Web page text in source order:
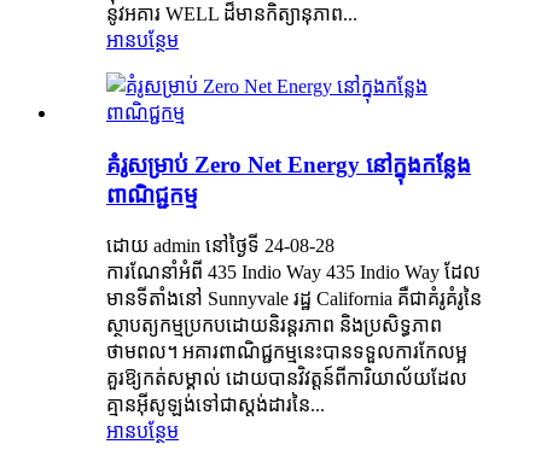
នូវអគារ WELL ដ៏មានកិត្យានុភាព...
អានបន្ថែម
គំរូសម្រាប់ Zero Net Energy នៅក្នុងកន្លែង
ពាណិជ្ជកម្ម
ដោយ admin នៅថ្ងៃទី 24-08-28
ការណែនាំអំពី 435 Indio Way 435 Indio Way ដែល
មានទីតាំងនៅ Sunnyvale រដ្ឋ California គឺជាគំរូគំរូនៃ
ស្ថាបត្យកម្មប្រកបដោយនិរន្តរភាព និងប្រសិទ្ធភាព
ថាមពល។ អគារពាណិជ្ជកម្មនេះបានទទួលការកែលម្អ
គួរឱ្យកត់សម្គាល់ ដោយបានវិវត្តន៍ពីការិយាល័យដែល
គ្មានអ៊ីសូឡង់ទៅជាស្តង់ដារនៃ...
អានបន្ថែម